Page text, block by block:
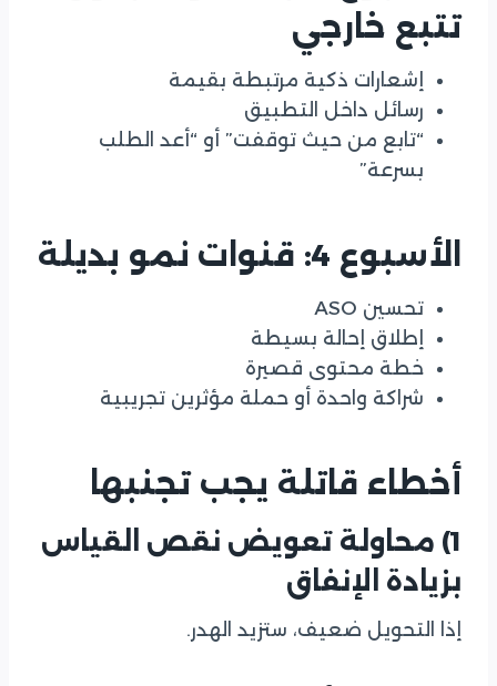
تتبع خارجي
إشعارات ذكية مرتبطة بقيمة
رسائل داخل التطبيق
“تابع من حيث توقفت” أو “أعد الطلب
بسرعة”
الأسبوع 4: قنوات نمو بديلة
تحسين ASO
إطلاق إحالة بسيطة
خطة محتوى قصيرة
شراكة واحدة أو حملة مؤثرين تجريبية
أخطاء قاتلة يجب تجنبها
1) محاولة تعويض نقص القياس
بزيادة الإنفاق
إذا التحويل ضعيف، ستزيد الهدر.